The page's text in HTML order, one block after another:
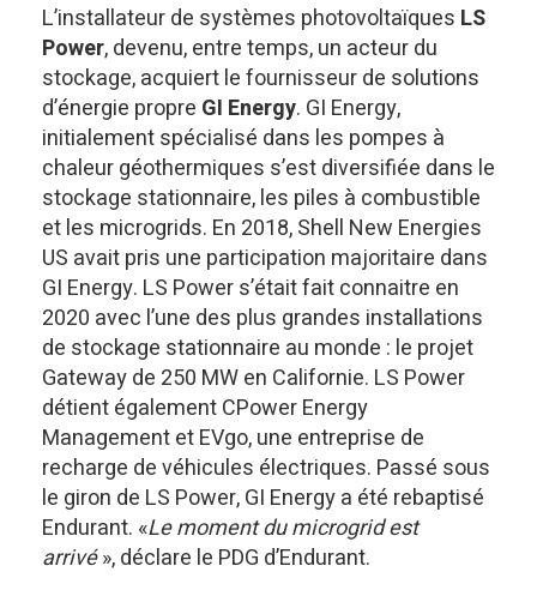
L’installateur de systèmes photovoltaïques LS
Power, devenu, entre temps, un acteur du
stockage, acquiert le fournisseur de solutions
d’énergie propre GI Energy. GI Energy,
initialement spécialisé dans les pompes à
chaleur géothermiques s’est diversifiée dans le
stockage stationnaire, les piles à combustible
et les microgrids. En 2018, Shell New Energies
US avait pris une participation majoritaire dans
GI Energy. LS Power s’était fait connaitre en
2020 avec l’une des plus grandes installations
de stockage stationnaire au monde : le projet
Gateway de 250 MW en Californie. LS Power
détient également CPower Energy
Management et EVgo, une entreprise de
recharge de véhicules électriques. Passé sous
le giron de LS Power, GI Energy a été rebaptisé
Endurant. «Le moment du microgrid est
arrivé», déclare le PDG d’Endurant.